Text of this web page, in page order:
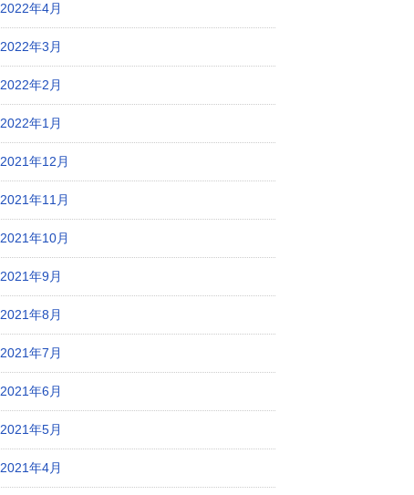
2022年4月
2022年3月
2022年2月
2022年1月
2021年12月
2021年11月
2021年10月
2021年9月
2021年8月
2021年7月
2021年6月
2021年5月
2021年4月